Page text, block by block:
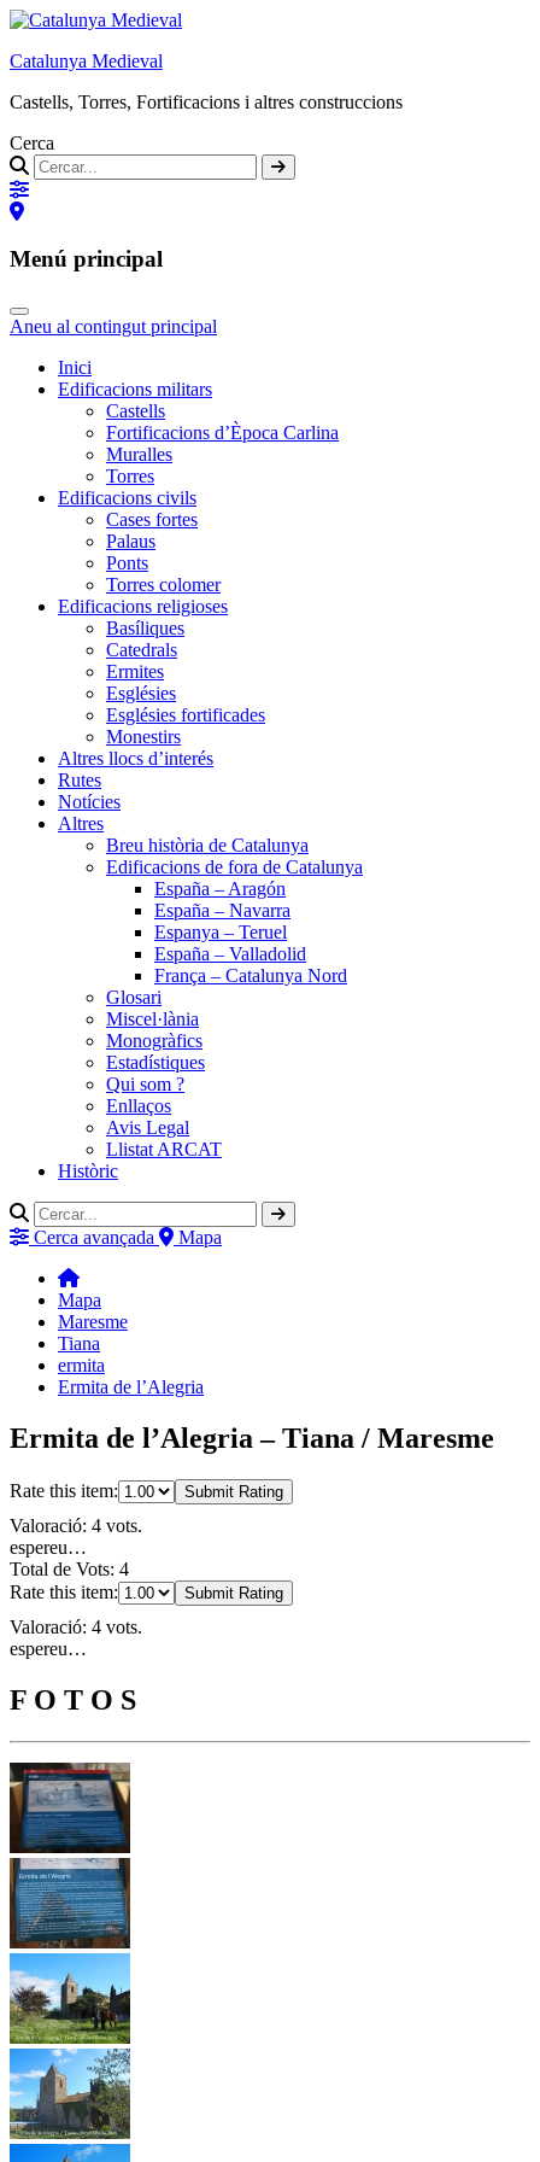
Catalunya Medieval
Castells, Torres, Fortificacions i altres construccions
Cerca
Menú principal
Aneu al contingut principal
Inici
Edificacions militars
Castells
Fortificacions d’Època Carlina
Muralles
Torres
Edificacions civils
Cases fortes
Palaus
Ponts
Torres colomer
Edificacions religioses
Basíliques
Catedrals
Ermites
Esglésies
Esglésies fortificades
Monestirs
Altres llocs d’interés
Rutes
Notícies
Altres
Breu història de Catalunya
Edificacions de fora de Catalunya
España – Aragón
España – Navarra
Espanya – Teruel
España – Valladolid
França – Catalunya Nord
Glosari
Miscel·lània
Monogràfics
Estadístiques
Qui som ?
Enllaços
Avis Legal
Llistat ARCAT
Històric
Cerca avançada Mapa
Mapa
Maresme
Tiana
ermita
Ermita de l’Alegria
Ermita de l’Alegria – Tiana / Maresme
Rate this item: Submit Rating
Valoració: 4 vots.
espereu…
Total de Vots: 4
Rate this item:
Submit Rating
Valoració: 4 vots.
espereu…
F O T O S